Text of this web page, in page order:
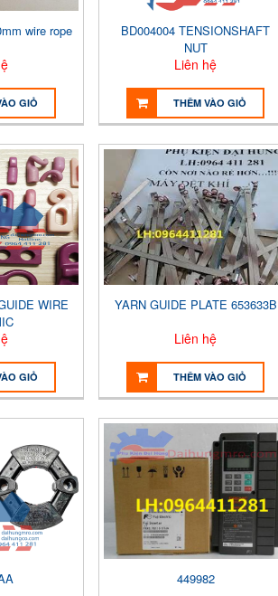
wire rope
GIỎ
BD004004 TENSIONSHAFT
NUT
Liên hệ
THÊM VÀO GIỎ
WIRE
GIỎ
YARN GUIDE PLATE 653633B
Liên hệ
THÊM VÀO GIỎ
449982